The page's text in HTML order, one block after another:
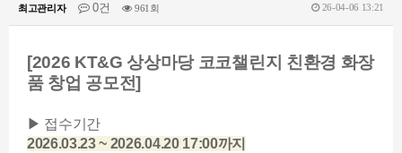
최고관리자 0건 961회 26-04-06 13:21
[2026 KT&G 상상마당 코코챌린지 친환경 화장
품 창업 공모전]
▶ 접수기간
2026.03.23 ~ 2026.04.20 17:00까지